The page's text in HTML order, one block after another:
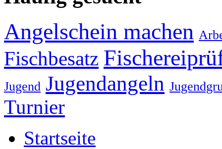
Angelschein machen
Fischbesatz
Jugend Jugendangeln
Turnier
Startseite